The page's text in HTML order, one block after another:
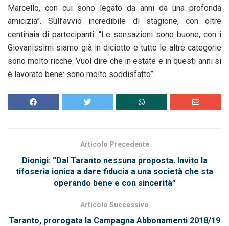
Marcello, con cui sono legato da anni da una profonda
amicizia”. Sull’avvio incredibile di stagione, con oltre
centinaia di partecipanti: “Le sensazioni sono buone, con i
Giovanissimi siamo già in diciotto e tutte le altre categorie
sono molto ricche. Vuol dire che in estate e in questi anni si
è lavorato bene: sono molto soddisfatto”.
Articolo Precedente
Dionigi: “Dal Taranto nessuna proposta. Invito la
tifoseria ionica a dare fiducia a una società che sta
operando bene e con sincerità”
Articolo Successivo
Taranto, prorogata la Campagna Abbonamenti 2018/19